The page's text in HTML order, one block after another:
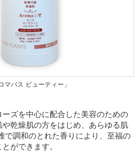
マバス ビューティー」
ズを中心に配合した美容のための
乾燥肌の方をはじめ、あらゆる肌
で調和のとれた香りにより、至福の
ができます。